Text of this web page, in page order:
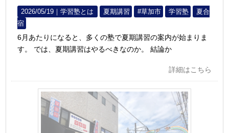
2026/05/19｜学習塾とは 夏期講習 #草加市 学習塾
夏合
宿
6月あたりになると、多くの塾で夏期講習の案内が始まりま
す。 では、夏期講習はやるべきなのか。 結論か
詳細はこちら